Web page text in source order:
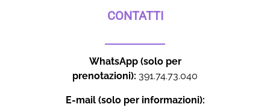
CONTATTI
WhatsApp (solo per
prenotazioni): 391.74.73.040
E-mail (solo per informazioni):